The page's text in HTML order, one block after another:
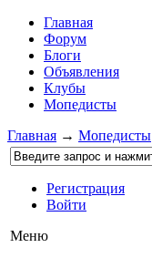
Главная
Форум
Блоги
Объявления
Клубы
Мопедисты
Главная → Мопедисты
Регистрация
Войти
Меню